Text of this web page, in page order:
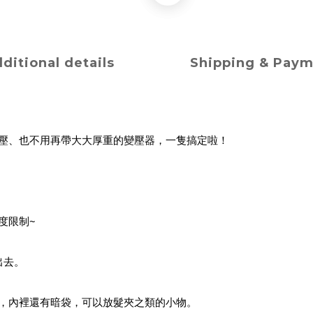
details Shipping &
也不用再帶大大厚重的變壓器，一隻搞定啦！
限制~
。
裡還有暗袋，可以放髮夾之類的小物。